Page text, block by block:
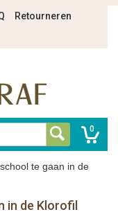
Retourneren
0
te gaan in de
in de Klorofil